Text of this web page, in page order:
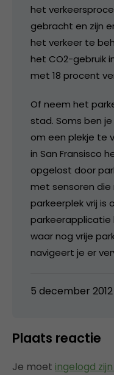
het
gebracht en zijn
het verkeer te
het CO2-gebruik
met 18 procent
Of neem het
stad. Soms ben
om een plekje te
in San Fransisco
opgelost door
met sensoren
parkeerplek vrij is
parkeerapplicatie
waar nog vrije
navigeert je er
5 december
Plaats reactie
Je moet ingelogd